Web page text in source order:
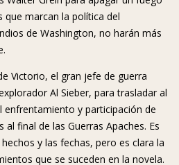
que marcan la política del
de Washington, no harán más
Victorio, el gran jefe de guerra
Al Sieber, para trasladar al
y participación de
final de las Guerras Apaches. Es
y las fechas, pero es clara la
que se suceden en la novela.